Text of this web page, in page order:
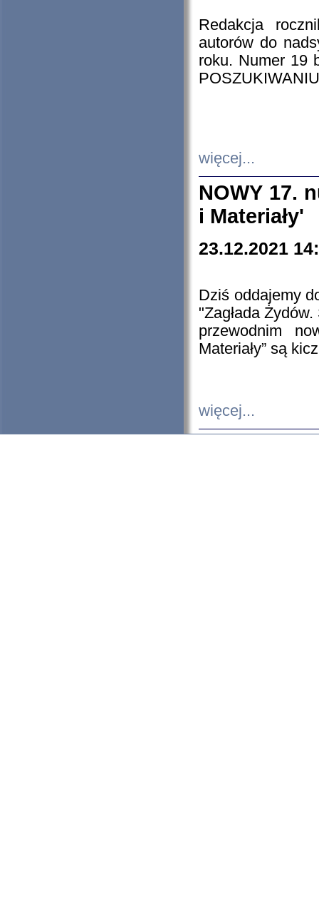
Redakcja
autorów do
roku. Numer 19
więcej...
NOWY 17.
i Materiały'
23.12.2021
Dziś oddajemy
"Zagłada
przewodnim
Materiały” są
więcej...